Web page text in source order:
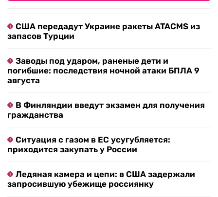
США передадут Украине ракеты ATACMS из
запасов Турции
Заводы под ударом, раненые дети и
погибшие: последствия ночной атаки БПЛА 9
августа
В Финляндии введут экзамен для получения
гражданства
Ситуация с газом в ЕС усугубляется:
приходится закупать у России
Ледяная камера и цепи: в США задержали
запросившую убежище россиянку